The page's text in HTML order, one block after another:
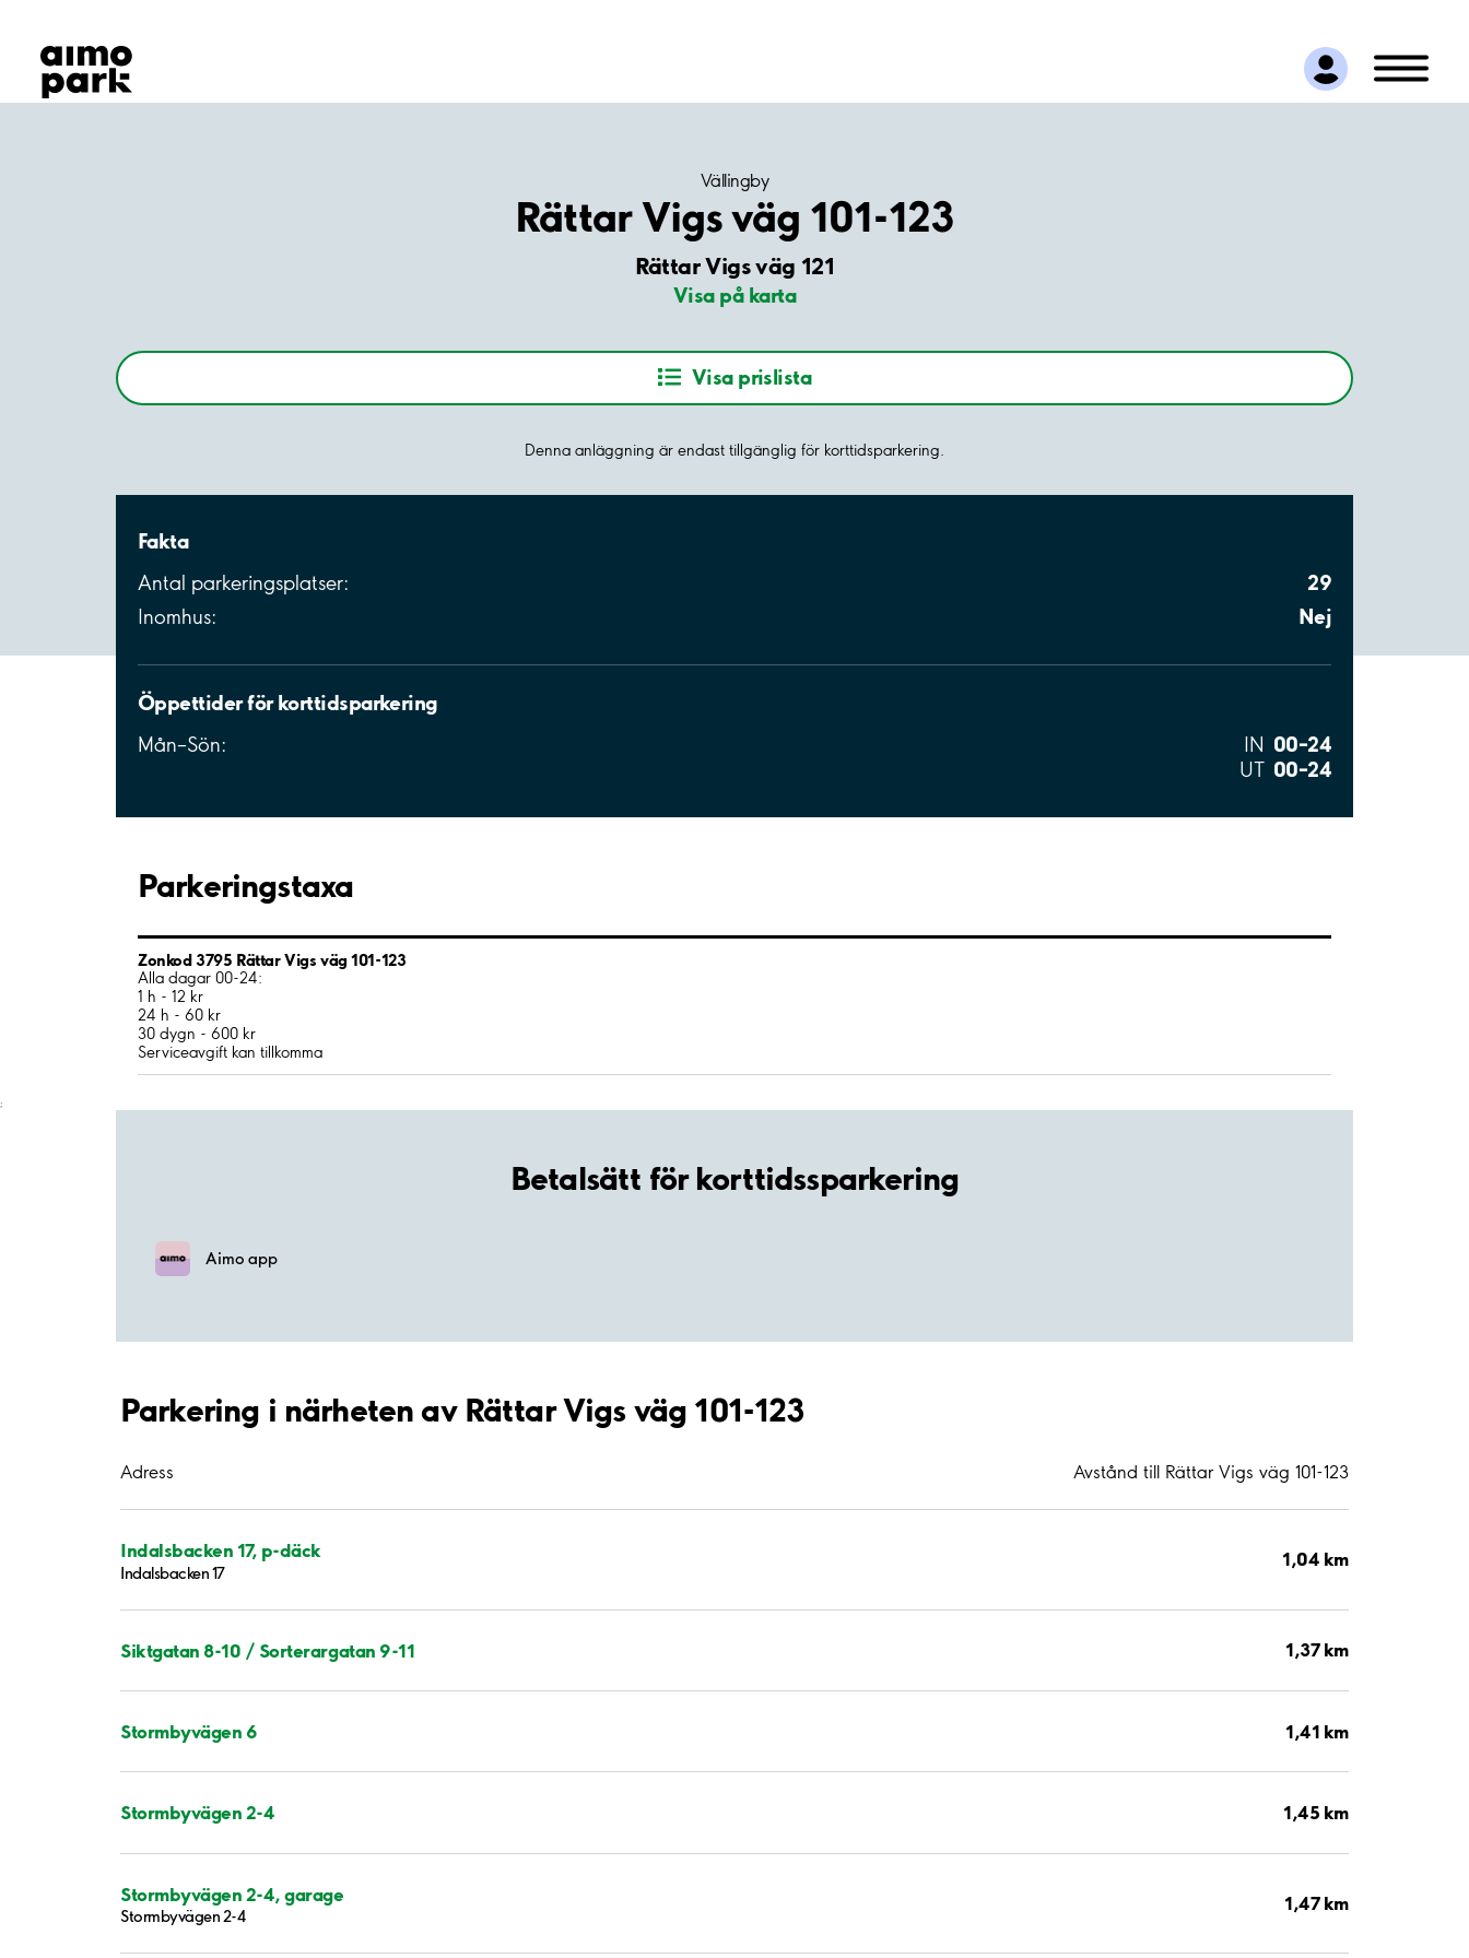
Hitta parkering
Samarbete
Kundservice
Vällingby
Rättar Vigs väg 101-123
Rättar Vigs väg 121
Visa på karta
Visa prislista
Denna anläggning är endast tillgänglig för korttidsparkering.
Fakta
Antal parkeringsplatser: 29
Inomhus: Nej
Öppettider för korttidsparkering
Mån–Sön: IN 00–24
UT 00–24
Parkeringstaxa
Zonkod 3795 Rättar Vigs väg 101-123
Alla dagar 00-24:
1 h - 12 kr
24 h - 60 kr
30 dygn - 600 kr
Serviceavgift kan tillkomma
;
Betalsätt för korttidssparkering
Aimo app
Parkering i närheten av Rättar Vigs väg 101-123
Adress Avstånd till Rättar Vigs väg 101-123
Indalsbacken 17, p-däck
Indalsbacken 17
1,04 km
Siktgatan 8-10 / Sorterargatan 9-11 1,37 km
Stormbyvägen 6 1,41 km
Stormbyvägen 2-4 1,45 km
Stormbyvägen 2-4, garage
Stormbyvägen 2-4
1,47 km